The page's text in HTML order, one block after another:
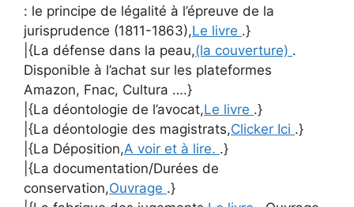
: le principe de légalité à l’épreuve de la
jurisprudence (1811-1863),Le livre .}
|{La défense dans la peau,(la couverture) .
Disponible à l’achat sur les plateformes
Amazon, Fnac, Cultura ….}
|{La déontologie de l’avocat,Le livre .}
|{La déontologie des magistrats,Clicker Ici .}
|{La Déposition,A voir et à lire. .}
|{La documentation/Durées de
conservation,Ouvrage .}